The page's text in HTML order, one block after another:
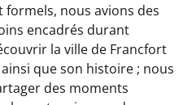
nous avions des
encadrés durant
la ville de Francfort
que son histoire ; nous
des moments